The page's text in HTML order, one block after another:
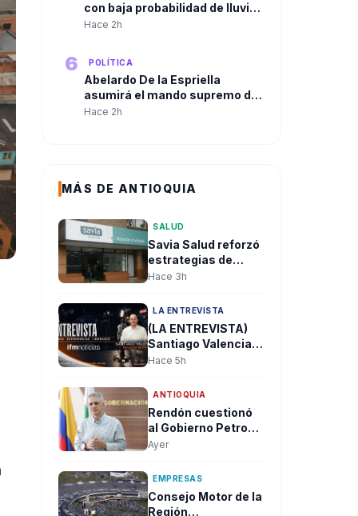
con baja probabilidad de lluvia
durante la posesión
Hace 2h
6 POLÍTICA
Abelardo De la Espriella
asumirá el mando supremo de
las Fuerzas Armadas con el
Hace 2h
MÁS DE ANTIOQUIA
SALUD
Savia Salud reforzó
estrategias de
prevención y
anticonceptivos
para sus afiliados
Hace 3h
LA ENTREVISTA
(LA ENTREVISTA)
Santiago Valencia:
“El mayor reto del
será recuperar la
institucionalidad y
reconstruir la
confianza en el
país”
Hace 5h
ANTIOQUIA
Rendón cuestionó
al Gobierno Petro
por no reactivar la
contra alias
"Calarcá" tras
admitir fracaso del
Ayer
EMPRESAS
Consejo Motor de la
Región